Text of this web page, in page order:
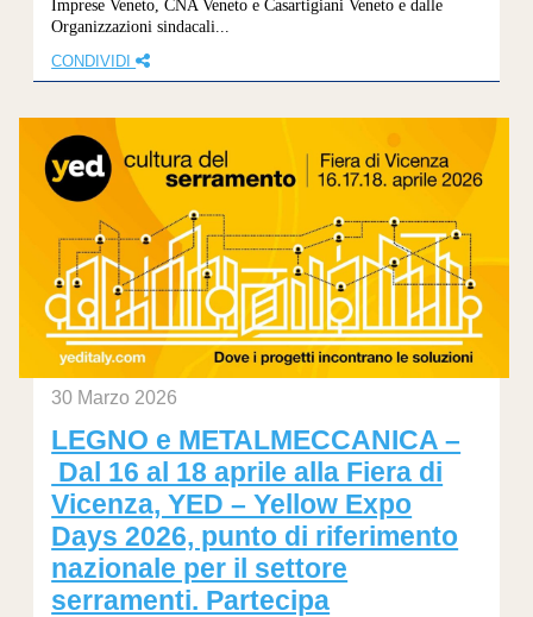
Imprese Veneto, CNA Veneto e Casartigiani Veneto e dalle
Organizzazioni sindacali...
CONDIVIDI
30 Marzo 2026
LEGNO e METALMECCANICA –
Dal 16 al 18 aprile alla Fiera di
Vicenza, YED – Yellow Expo
Days 2026, punto di riferimento
nazionale per il settore
serramenti. Partecipa